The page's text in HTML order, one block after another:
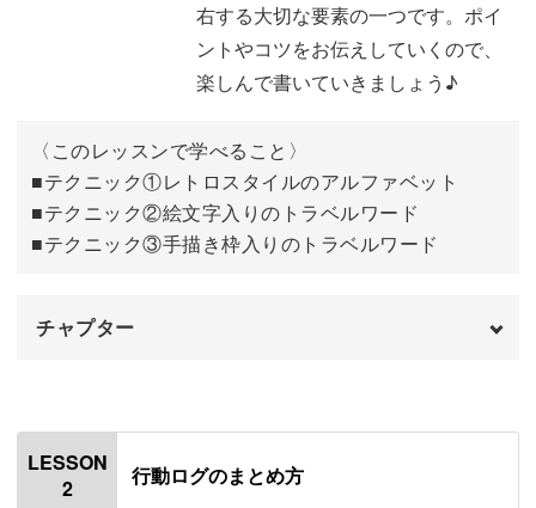
しむワザもご紹介しますが、レッスン後のご自身のノート
づくりにも活用いただけます。
右する大切な要素の一つです。ポイ
ントやコツをお伝えしていくので、
楽しんで書いていきましょう♪
〈このレッスンで学べること〉
■テクニック①レトロスタイルのアルファベット
■テクニック②絵文字入りのトラベルワード
■テクニック③手描き枠入りのトラベルワード
チャプター
はじめに
使用材料・道具
LESSON
2
行動ログのまとめ方